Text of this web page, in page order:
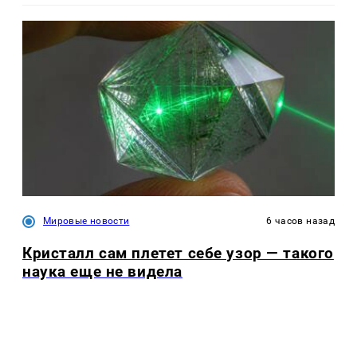
Мировые новости 6 часов назад
Кристалл сам плетет себе узор — такого
наука еще не видела